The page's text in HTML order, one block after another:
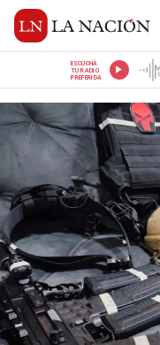
ESCUCHÁ
TU RADIO
PREFERIDA